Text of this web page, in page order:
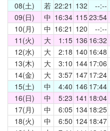
08(土)
若 22:21 132 --:--
09(日)
中 16:34 11523:54
10(月)
中 16:21 120 --:--
11(火)
大 1:15 136 16:32
12(水)
大 2:18 140 16:48
13(木)
大 3:10 144 17:06
14(金)
大 3:57 147 17:24
15(土)
中 4:40 146 17:44
16(日)
中 5:23 141 18:04
17(月)
中 6:05 134 18:25
18(火)
中 6:50 124 18:47